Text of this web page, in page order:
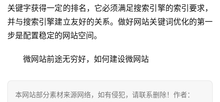
关键字获得一定的排名，它必须满足搜索引擎的索引要求，
并与搜索引擎建立友好的关系。做好网站关键词优化的第一
步是配置稳定的网站空间。
微网站前途无穷好，如何建设微网站
本网站部分素材来源网络，如有侵犯，请联系删除！作者：